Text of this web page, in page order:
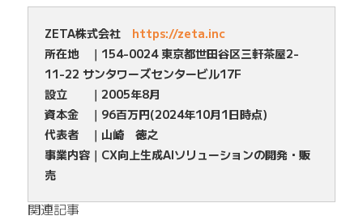
ZETA株式会社 https://zeta.inc
所在地 ｜154-0024 東京都世田谷区三軒茶屋2-
11-22 サンタワーズセンタービル17F
設立 ｜2005年8月
資本金 ｜96百万円(2024年10月1日時点)
代表者 ｜山崎 徳之
事業内容｜CX向上生成AIソリューションの開発・販
売
関連記事